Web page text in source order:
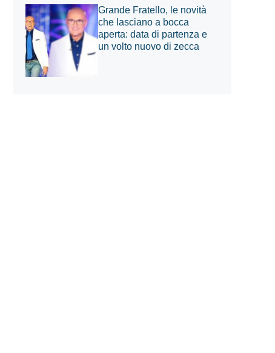
Grande Fratello, le novità
che lasciano a bocca
aperta: data di partenza e
un volto nuovo di zecca